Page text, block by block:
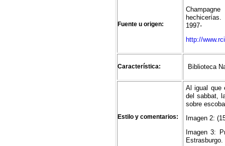
Fuente u origen:
1997-
http://
Característica: Biblioteca
Estilo y comentarios:
Al igual que
del sabbat,
sobre
Imagen 2:
Imagen 3:
Estrasburgo.